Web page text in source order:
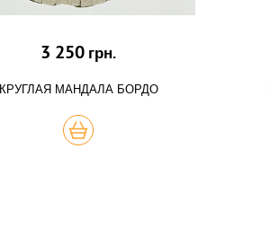
3 250 грн.
КРУГЛАЯ МАНДАЛА БОРДО
КУПИТЬ